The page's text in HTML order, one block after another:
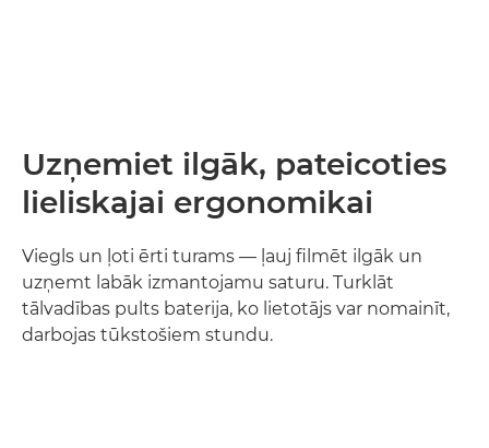
Uzņemiet ilgāk, pateicoties
lieliskajai ergonomikai
Viegls un ļoti ērti turams — ļauj filmēt ilgāk un
uzņemt labāk izmantojamu saturu. Turklāt
tālvadības pults baterija, ko lietotājs var nomainīt,
darbojas tūkstošiem stundu.